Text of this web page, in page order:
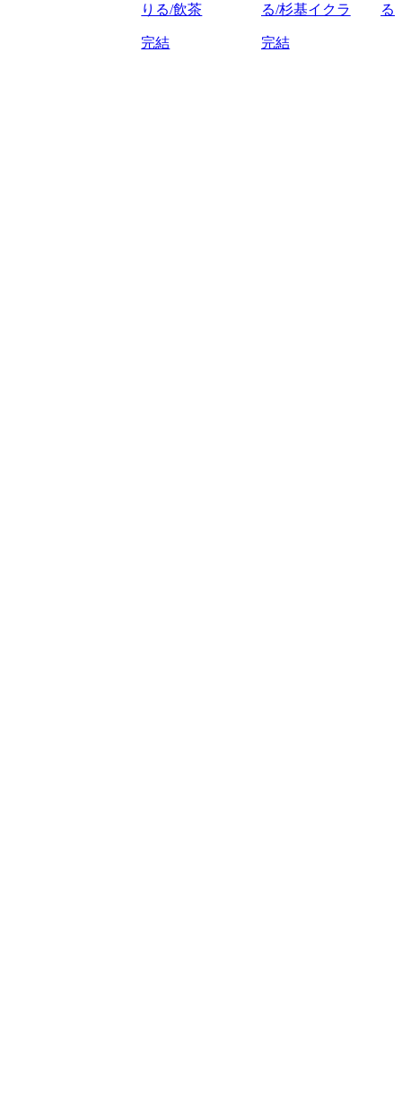
りる/飲茶
完結
る/杉基イクラ
完結
る